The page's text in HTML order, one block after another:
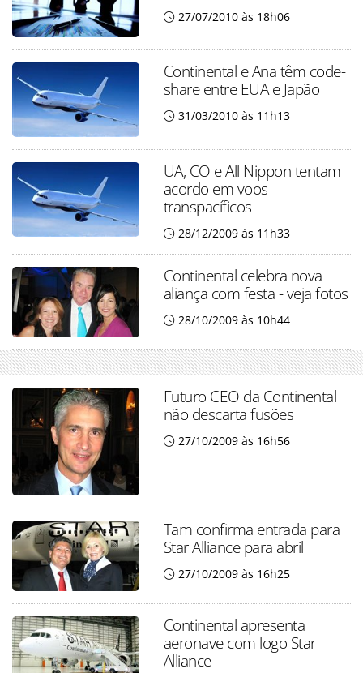
27/07/2010 às 18h06
Continental e Ana têm code-
share entre EUA e Japão
31/03/2010 às 11h13
UA, CO e All Nippon tentam
acordo em voos
transpacíficos
28/12/2009 às 11h33
Continental celebra nova
aliança com festa - veja fotos
28/10/2009 às 10h44
Futuro CEO da Continental
não descarta fusões
27/10/2009 às 16h56
Tam confirma entrada para
Star Alliance para abril
27/10/2009 às 16h25
Continental apresenta
aeronave com logo Star
Alliance